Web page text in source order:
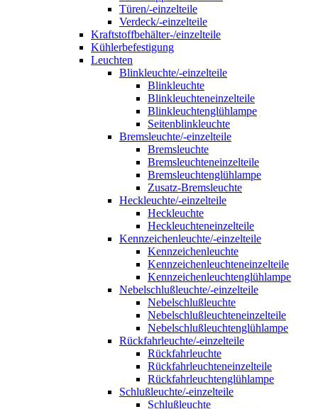
Türen/-einzelteile
Verdeck/-einzelteile
Kraftstoffbehälter-/einzelteile
Kühlerbefestigung
Leuchten
Blinkleuchte/-einzelteile
Blinkleuchte
Blinkleuchteneinzelteile
Blinkleuchtenglühlampe
Seitenblinkleuchte
Bremsleuchte/-einzelteile
Bremsleuchte
Bremsleuchteneinzelteile
Bremsleuchtenglühlampe
Zusatz-Bremsleuchte
Heckleuchte/-einzelteile
Heckleuchte
Heckleuchteneinzelteile
Kennzeichenleuchte/-einzelteile
Kennzeichenleuchte
Kennzeichenleuchteneinzelteile
Kennzeichenleuchtenglühlampe
Nebelschlußleuchte/-einzelteile
Nebelschlußleuchte
Nebelschlußleuchteneinzelteile
Nebelschlußleuchtenglühlampe
Rückfahrleuchte/-einzelteile
Rückfahrleuchte
Rückfahrleuchteneinzelteile
Rückfahrleuchtenglühlampe
Schlußleuchte/-einzelteile
Schlußleuchte